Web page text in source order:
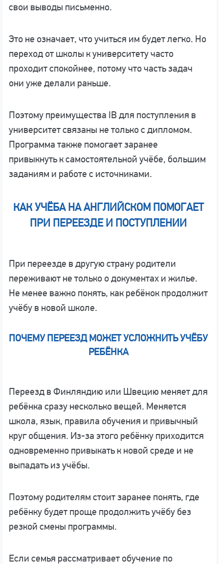
свои выводы письменно.
Это не означает, что учиться им будет легко. Но
переход от школы к университету часто
проходит спокойнее, потому что часть задач
они уже делали раньше.
Поэтому преимущества IB для поступления в
университет связаны не только с дипломом.
Программа также помогает заранее
привыкнуть к самостоятельной учёбе, большим
заданиям и работе с источниками.
КАК УЧЁБА НА АНГЛИЙСКОМ ПОМОГАЕТ
ПРИ ПЕРЕЕЗДЕ И ПОСТУПЛЕНИИ
При переезде в другую страну родители
переживают не только о документах и жилье.
Не менее важно понять, как ребёнок продолжит
учёбу в новой школе.
ПОЧЕМУ ПЕРЕЕЗД МОЖЕТ УСЛОЖНИТЬ УЧЁБУ
РЕБЁНКА
Переезд в Финляндию или Швецию меняет для
ребёнка сразу несколько вещей. Меняется
школа, язык, правила обучения и привычный
круг общения. Из-за этого ребёнку приходится
одновременно привыкать к новой среде и не
выпадать из учёбы.
Поэтому родителям стоит заранее понять, где
ребёнку будет проще продолжить учёбу без
резкой смены программы.
Если семья рассматривает обучение по